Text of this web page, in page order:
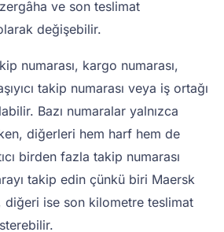
ve son teslimat
değişebilir.
numarası, kargo numarası,
takip numarası veya iş ortağı
Bazı numaralar yalnızca
diğerleri hem harf hem de
birden fazla takip numarası
takip edin çünkü biri Maersk
diğeri ise son kilometre teslimat